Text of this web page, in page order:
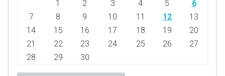
1
2 3 4 5
6
7
8 9 10 11 12
13
14
15 16 17 18 19
20
21
22 23 24 25 26
27
28
29 30